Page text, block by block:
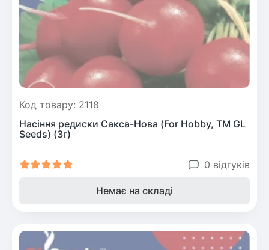
Код товару: 2118
Насіння редиски Сакса-Нова (For Hobby, TM GL
Seeds) (3г)
0 відгуків
Немає на складі